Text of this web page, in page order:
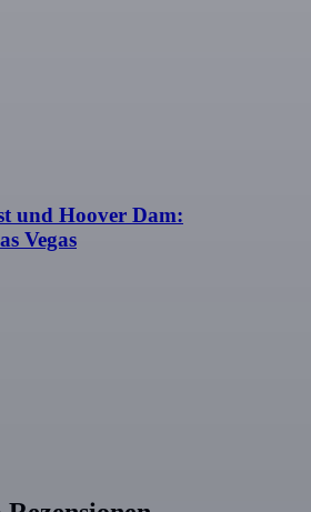
und Hoover Dam:
Vegas